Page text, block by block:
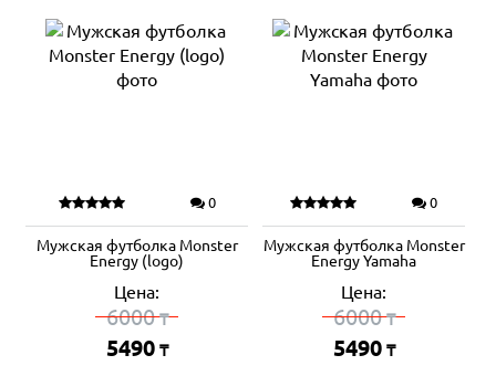
0
Мужская футболка Monster
Energy (logo)
Цена:
6000₸
5490 ₸
0
Мужская футболка Monster
Energy Yamaha
Цена:
6000₸
5490 ₸